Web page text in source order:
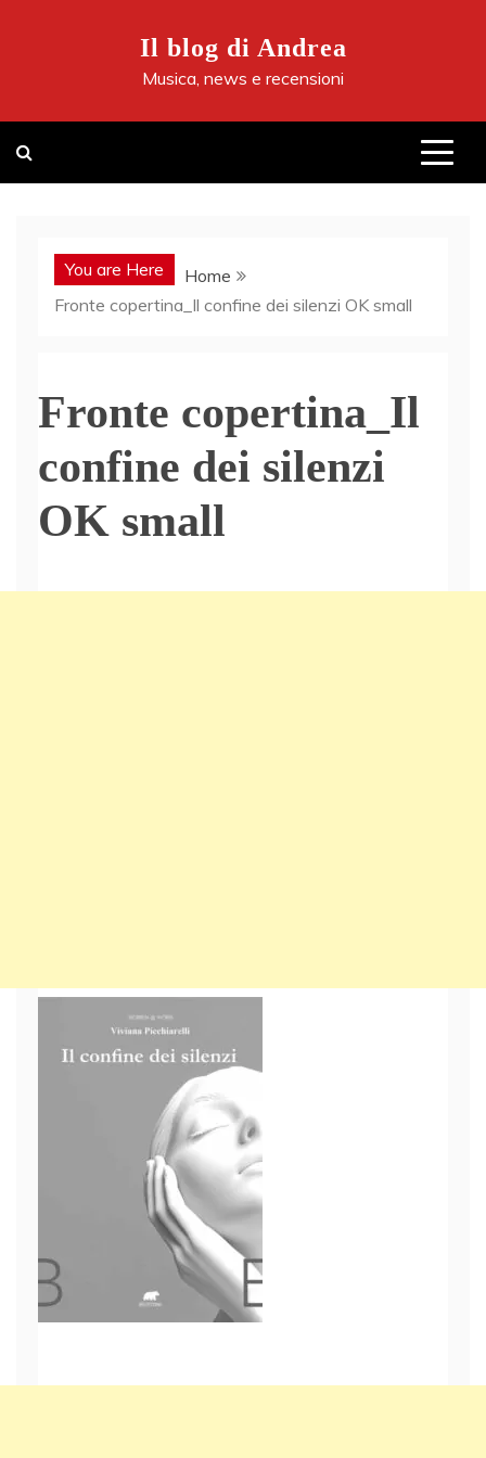
Il blog di Andrea
Musica, news e recensioni
You are Here
Home
Fronte copertina_Il confine dei silenzi OK small
Fronte copertina_Il
confine dei silenzi
OK small